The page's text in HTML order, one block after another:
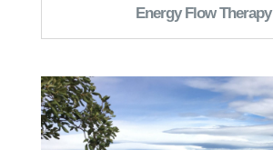
Energy Flow Therapy